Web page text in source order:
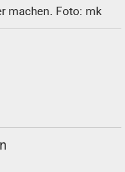
machen. Foto: mk